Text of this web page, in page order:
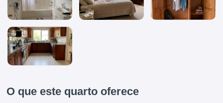
O que este quarto oferece